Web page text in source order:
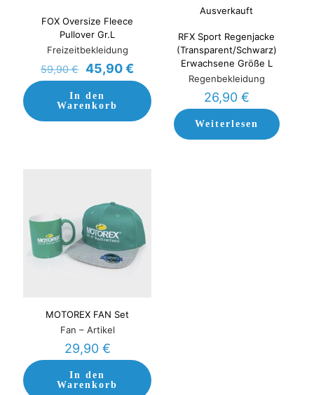
FOX Oversize Fleece
Pullover Gr.L
Freizeitbekleidung
59,90€ Ursprünglicher
Preis
war:
59,90 €
45,90€Aktueller
Preis
ist:
45,90 €.
In den
Warenkorb
Ausverkauft
RFX Sport Regenjacke
(Transparent/Schwarz)
Erwachsene Größe L
Regenbekleidung
26,90 €
Weiterlesen
MOTOREX FAN Set
Fan – Artikel
29,90 €
In den
Warenkorb